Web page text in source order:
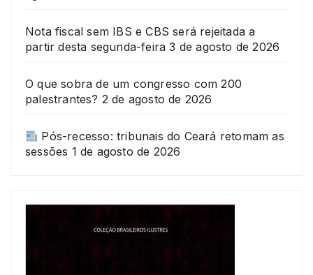
Nota fiscal sem IBS e CBS será rejeitada a
partir desta segunda-feira 3 de agosto de 2026
O que sobra de um congresso com 200
palestrantes? 2 de agosto de 2026
Pós-recesso: tribunais do Ceará retomam as
sessões 1 de agosto de 2026